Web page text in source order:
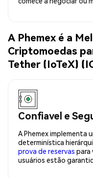
A Phemex é a
Criptomoedas
Tether (IoTeX)
Confiavel e
A Phemex implementa
determinística
prova de reservas para
usuários estão